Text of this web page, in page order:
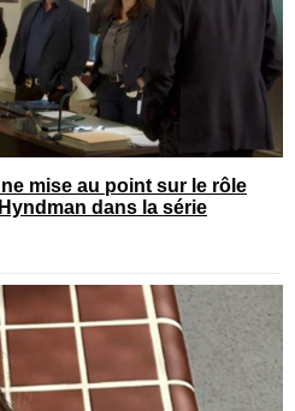
mise au point sur le rôle
dans la série